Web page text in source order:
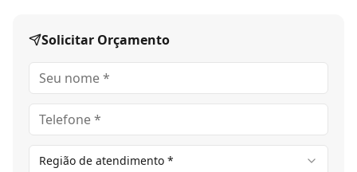
sistema de fixação oculta (clipes)
Recebe aplicação de Stain (impregnante), que protege
contra UV e umidade sem risco de descascar
Vantagens
Boa estabilidade térmica, mantendo-se agradável ao
toque mesmo em dias quentes (diferente de pisos
cimentícios ou sintéticos)
Solicitar Orçamento
Região de atendimento *